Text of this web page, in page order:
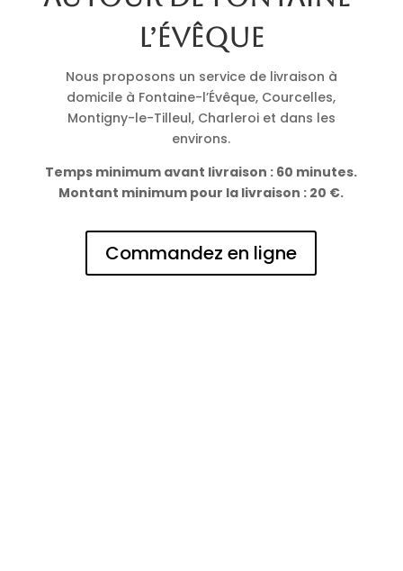
l’Évêque
Nous proposons un service de livraison à
domicile à Fontaine-l’Évêque, Courcelles,
Montigny-le-Tilleul, Charleroi et dans les
environs.
Temps minimum avant livraison : 60 minutes.
Montant minimum pour la livraison : 20 €.
Commandez en ligne